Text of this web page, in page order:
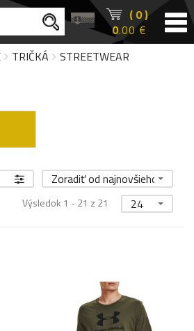
( 0 )
0.00 €
TRIČKÁ
STREETWEAR
Zoradiť od najnovšieho
Výsledok 1 - 21 z 21 24